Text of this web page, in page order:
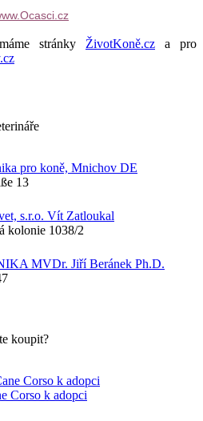
stránky ŽivotKoně.cz a pro
pro koně, Mnichov DE
13
s.r.o. Vít Zatloukal
kolonie 1038/2
MVDr. Jiří Beránek Ph.D.
koupit?
Corso k adopci